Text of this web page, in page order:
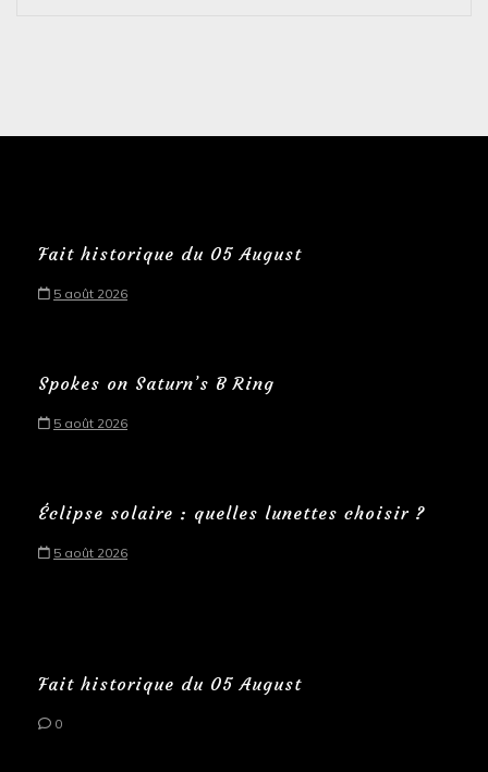
Fait historique du 05 August
5 août 2026
Spokes on Saturn’s B Ring
5 août 2026
Éclipse solaire : quelles lunettes choisir ?
5 août 2026
Fait historique du 05 August
0